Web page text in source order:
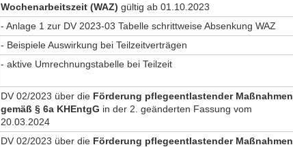
Wochenarbeitszeit (WAZ) gültig ab 01.10.2023
- Anlage 1 zur DV 2023-03 Tabelle schrittweise Absenkung WAZ
- Beispiele Auswirkung bei Teilzeitverträgen
- aktive Umrechnungstabelle bei Teilzeit
DV 02/2023 über die Förderung pflegeentlastender Maßnahmen
gemäß § 6a KHEntgG in der 2. geänderten Fassung vom
20.03.2024
DV 02/2023 über die Förderung pflegeentlastender Maßnahmen